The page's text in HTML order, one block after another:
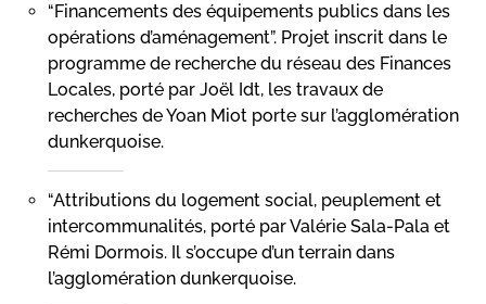
“Financements des équipements publics dans les
opérations d’aménagement”. Projet inscrit dans le
programme de recherche du réseau des Finances
Locales, porté par Joël Idt, les travaux de
recherches de Yoan Miot porte sur l’agglomération
dunkerquoise.
“Attributions du logement social, peuplement et
intercommunalités, porté par Valérie Sala-Pala et
Rémi Dormois. Il s’occupe d’un terrain dans
l’agglomération dunkerquoise.